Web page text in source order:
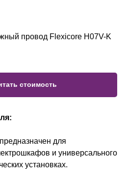
провод Flexicore H07V-K
стоимость
для
и универсального
установках.